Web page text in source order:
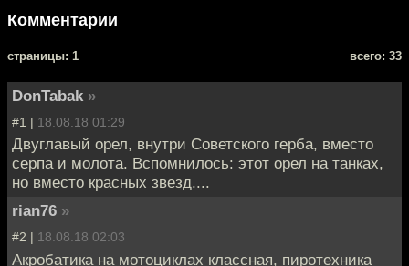
Комментарии
cтраницы: 1 всего: 33
DonTabak »
#1 | 18.08.18 01:29
Двуглавый орел, внутри Советского герба, вместо
серпа и молота. Вспомнилось: этот орел на танках,
но вместо красных звезд....
rian76 »
#2 | 18.08.18 02:03
Акробатика на мотоциклах классная, пиротехника